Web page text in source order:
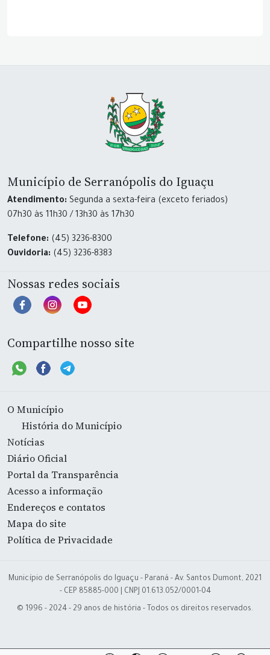
Município de Serranópolis do Iguaçu
Atendimento: Segunda a sexta-feira (exceto feriados)
07h30 às 11h30 / 13h30 às 17h30
Telefone: (45) 3236-8300
Ouvidoria: (45) 3236-8383
Nossas redes sociais
Compartilhe nosso site
O Município
História do Município
Notícias
Diário Oficial
Portal da Transparência
Acesso a informação
Endereços e contatos
Mapa do site
Política de Privacidade
Município de Serranópolis do Iguaçu - Paraná - Av. Santos Dumont, 2021
- CEP 85885-000 | CNPJ 01.613.052/0001-04
© 1996 - 2024 - 29 anos de história - Todos os direitos reservados.